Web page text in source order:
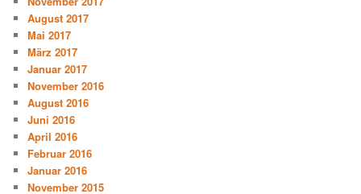
August 2017
Mai 2017
März 2017
Januar 2017
November 2016
August 2016
Juni 2016
April 2016
Februar 2016
Januar 2016
November 2015